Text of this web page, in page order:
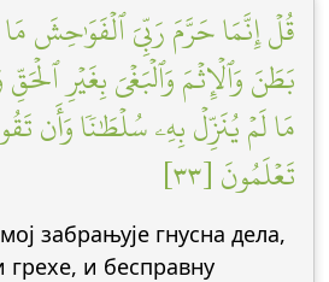
قُلۡ إِنَّمَا حَرَّمَ رَبِّيَ ٱلۡفَوَٰحِشَ
بَطَنَ وَٱلۡإِثۡمَ وَٱلۡبَغۡيَ بِغَيۡرِ ٱلۡحَقِّ
مَا لَمۡ يُنَزِّلۡ بِهِۦ سُلۡطَٰنٗا وَأَن
تَعۡلَمُونَ [٣٣]
забрањује гнусна дела,
грехе, и бесправну